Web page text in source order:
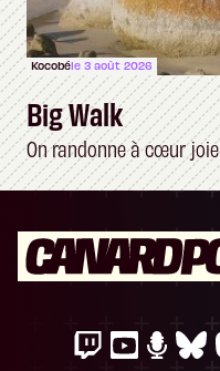
Kocobéle 3 août 2026
Big Walk
On randonne à cœur joie